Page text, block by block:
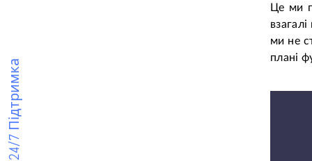
24/7 Підтримка
Це ми
ми не
плані